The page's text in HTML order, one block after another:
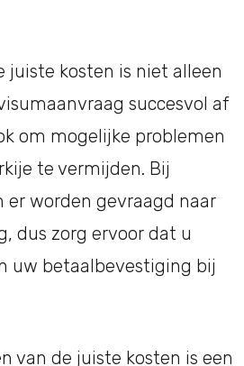
juiste kosten is niet alleen
succesvol af
om mogelijke problemen
te vermijden. Bij
er worden gevraagd naar
dus zorg ervoor dat u
uw betaalbevestiging bij
van de juiste kosten is een